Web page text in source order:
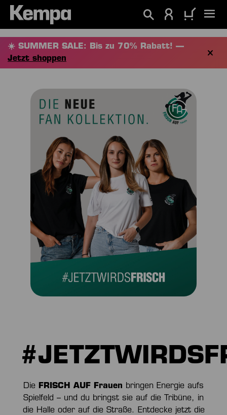
springen
☀️ SUMMER SALE: Bis zu 70% Rabatt! —
Jetzt shoppen
Die FRISCH AUF Frauen bringen Energie aufs
Spielfeld – und du bringst sie auf die Tribüne, in
die Halle oder auf die Straße. Entdecke jetzt die